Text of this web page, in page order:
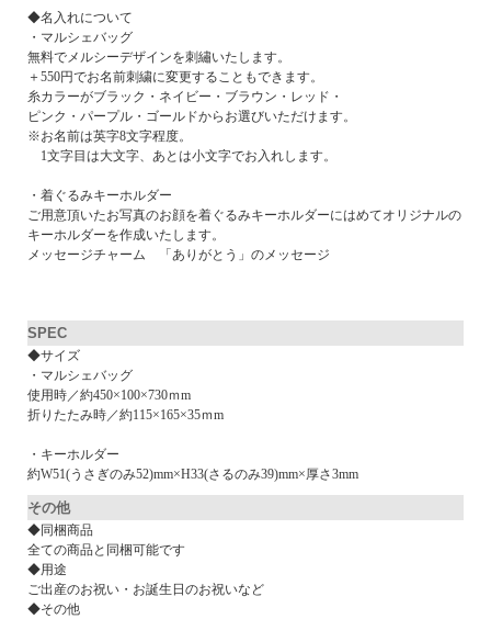
◆名入れについて
・マルシェバッグ
無料でメルシーデザインを刺繡いたします。
＋550円でお名前刺繍に変更することもできます。
糸カラーがブラック・ネイビー・ブラウン・レッド・
ピンク・パープル・ゴールドからお選びいただけます。
※お名前は英字8文字程度。
1文字目は大文字、あとは小文字でお入れします。
・着ぐるみキーホルダー
ご用意頂いたお写真のお顔を着ぐるみキーホルダーにはめてオリジナルの
キーホルダーを作成いたします。
メッセージチャーム 「ありがとう」のメッセージ
SPEC
◆サイズ
・マルシェバッグ
使用時／約450×100×730ｍm
折りたたみ時／約115×165×35ｍm
・キーホルダー
約W51(うさぎのみ52)mm×H33(さるのみ39)mm×厚さ3mm
その他
◆同梱商品
全ての商品と同梱可能です
◆用途
ご出産のお祝い・お誕生日のお祝いなど
◆その他